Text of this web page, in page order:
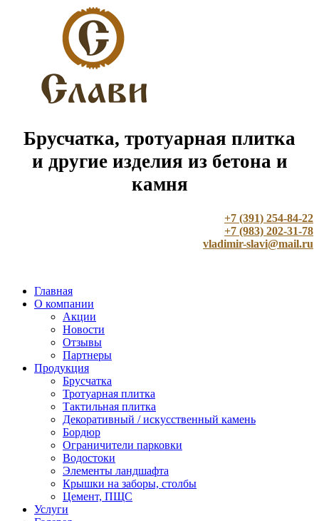
Брусчатка, тротуарная плитка
и другие изделия из бетона и
камня
+7 (391) 254-84-22
+7 (983) 202-31-78
vladimir-slavi@mail.ru
Главная
О компании
Акции
Новости
Отзывы
Партнеры
Продукция
Брусчатка
Тротуарная плитка
Тактильная плитка
Декоративный / искусственный камень
Бордюр
Ограничители парковки
Водостоки
Элементы ландшафта
Крышки на заборы, столбы
Цемент, ПЩС
Услуги